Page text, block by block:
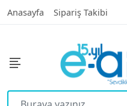
Anasayfa Sipariş Takibi